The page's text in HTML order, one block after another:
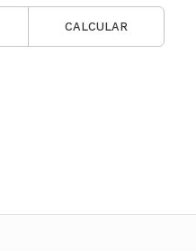
CALCULAR